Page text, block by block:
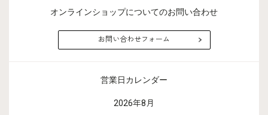
オンラインショップについてのお問い合わせ
お問い合わせフォーム
営業日カレンダー
2026年8月